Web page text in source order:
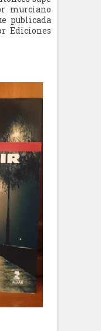
murciano
publicada
Ediciones